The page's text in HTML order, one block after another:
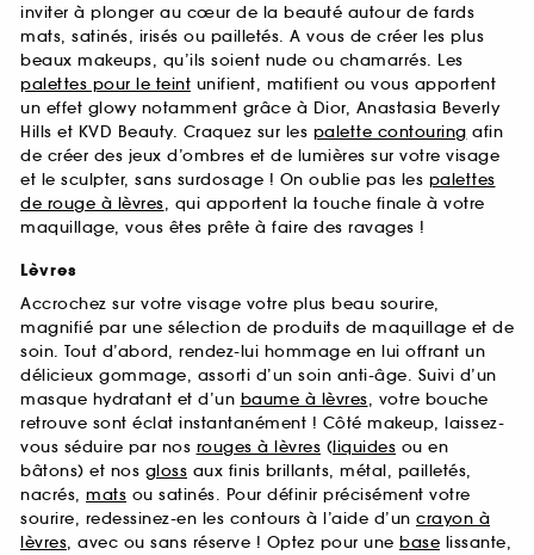
inviter à plonger au cœur de la beauté autour de fards
mats, satinés, irisés ou pailletés. A vous de créer les plus
beaux makeups, qu’ils soient nude ou chamarrés. Les
palettes pour le teint unifient, matifient ou vous apportent
un effet glowy notamment grâce à Dior, Anastasia Beverly
Hills et KVD Beauty. Craquez sur les palette contouring afin
de créer des jeux d’ombres et de lumières sur votre visage
et le sculpter, sans surdosage ! On oublie pas les palettes
de rouge à lèvres, qui apportent la touche finale à votre
maquillage, vous êtes prête à faire des ravages !
Lèvres
Accrochez sur votre visage votre plus beau sourire,
magnifié par une sélection de produits de maquillage et de
soin. Tout d’abord, rendez-lui hommage en lui offrant un
délicieux gommage, assorti d’un soin anti-âge. Suivi d’un
masque hydratant et d’un baume à lèvres, votre bouche
retrouve sont éclat instantanément ! Côté makeup, laissez-
vous séduire par nos rouges à lèvres (liquides ou en
bâtons) et nos gloss aux finis brillants, métal, pailletés,
nacrés, mats ou satinés. Pour définir précisément votre
sourire, redessinez-en les contours à l’aide d’un crayon à
lèvres, avec ou sans réserve ! Optez pour une base lissante,